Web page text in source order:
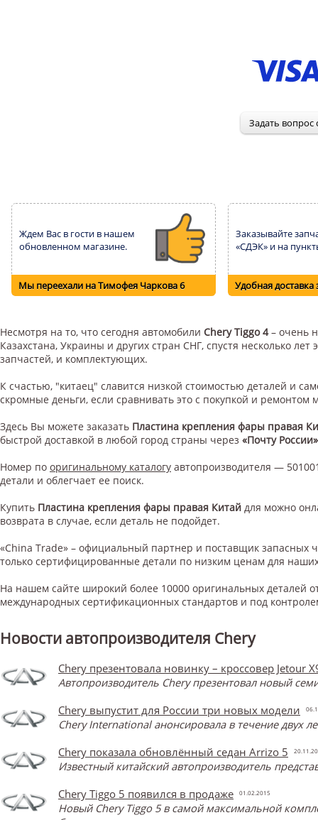
Ждем Вас в гости в нашем
обновленном магазине.
Мы переехали на Тимофея Чаркова 6
Заказывайте
«СДЭК» и на
Удобная доставка
Несмотря на то, что сегодня автомобили Chery Tiggo 4– очень
Казахстана, Украины и других стран СНГ, спустя несколько
запчастей, и комплектующих.
К счастью, "китаец" славится низкой стоимостью деталей и
скромные деньги, если сравнивать это с покупкой и
Здесь Вы можете заказать Пластина крепления фары правая
быстрой доставкой в любой город страны через «Почту России»
Номер по оригинальному каталогу автопроизводителя —
детали и облегчает ее поиск.
Купить Пластина крепления фары правая Китай для можно
возврата в случае, если деталь не подойдет.
«China Trade» – официальный партнер и поставщик запасных
только сертифицированные детали по низким ценам для
На нашем сайте широкий более 10000 оригинальных деталей
международных сертификационных стандартов и под
Новости автопроизводителя Chery
Chery презентовала новинку – кроссовер Jetour
Автопроизводитель Chery презентовал новый
Chery выпустит для России три новых модели
Chery International анонсировала в течение двух
Chery показала обновлённый седан Arrizo 5
Известный китайский автопроизводитель
Chery Tiggo 5 появился в продаже
01.02.2015
Новый Chery Tiggo 5 в самой максимальной